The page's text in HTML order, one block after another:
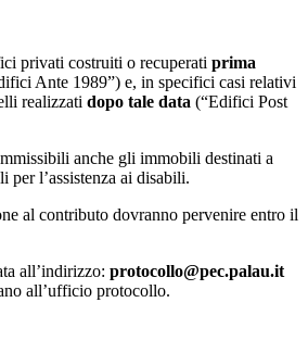
privati costruiti o recuperati prima
Ante 1989”) e, in specifici casi relativi
realizzati dopo tale data (“Edifici Post
anche gli immobili destinati a
per l’assistenza ai disabili.
al contributo dovranno pervenire entro il
all’indirizzo: protocollo@pec.palau.it
all’ufficio protocollo.